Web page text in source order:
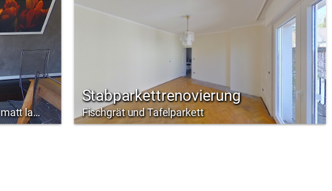
Auftrag: Dielenboden schwarz ölen und matt lackieren
Stabparkettrenovierung
Fischgrät und Tafelparkett